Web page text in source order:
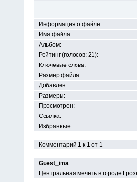
Информация о файле
Имя файла:
Альбом:
Рейтинг (голосов: 21):
Ключевые слова:
Размер файла:
Добавлен:
Размеры:
Просмотрен:
Ссылка:
Избранные:
Комментарий 1 к 1 от 1
Guest_ima
Центральная мечеть в городе